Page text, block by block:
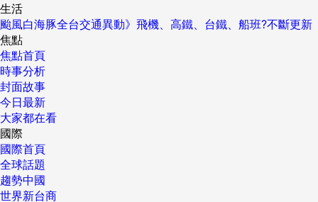
生活
颱風白海豚全台交通異動》飛機、高鐵、台鐵、船班?不斷更新
焦點
焦點首頁
時事分析
封面故事
今日最新
大家都在看
國際
國際首頁
全球話題
趨勢中國
世界新台商